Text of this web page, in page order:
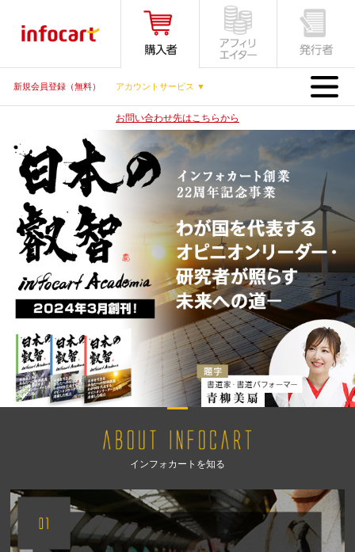
新規会員登録（無料） アカウントサービス ▼ MENU
お問い合わせ先はこちらから
インフォカートを知る